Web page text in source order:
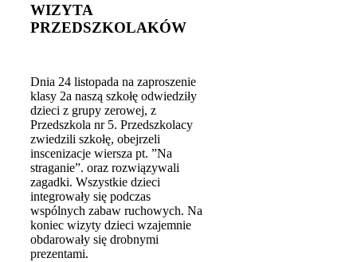
WIZYTA
PRZEDSZKOLAKÓW
Dnia 24 listopada na zaproszenie
klasy 2a naszą szkołę odwiedziły
dzieci z grupy zerowej, z
Przedszkola nr 5. Przedszkolacy
zwiedzili szkołę, obejrzeli
inscenizacje wiersza pt. ”Na
straganie”. oraz rozwiązywali
zagadki. Wszystkie dzieci
integrowały się podczas
wspólnych zabaw ruchowych. Na
koniec wizyty dzieci wzajemnie
obdarowały się drobnymi
prezentami.